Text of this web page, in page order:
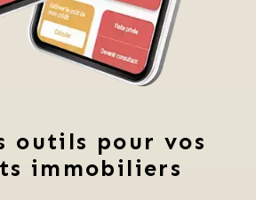
outils pour vos
immobiliers